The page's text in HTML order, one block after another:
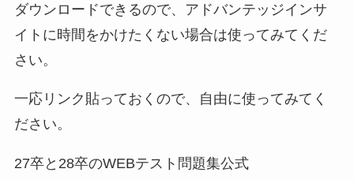
ダウンロードできるので、アドバンテッジインサ
イトに時間をかけたくない場合は使ってみてくだ
さい。
一応リンク貼っておくので、自由に使ってみてく
ださい。
27卒と28卒のWEBテスト問題集公式